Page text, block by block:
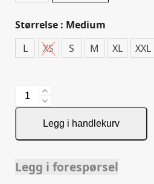
Størrelse : Medium
L
XS S M XL XXL
Ozette
Vest
antall
Legg i handlekurv
Legg i forespørsel